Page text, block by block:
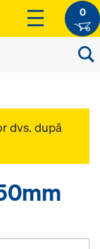
0
dvs. după